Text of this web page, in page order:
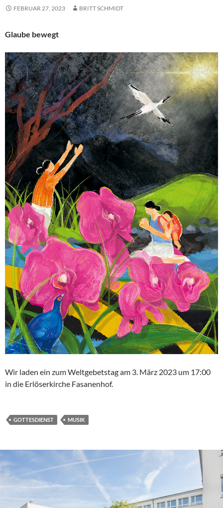
FEBRUAR 27, 2023 BRITT SCHMIDT
Glaube bewegt
Wir laden ein zum Weltgebetstag am 3. März 2023 um 17:00
in die Erlöserkirche Fasanenhof.
GOTTESDIENST MUSIK